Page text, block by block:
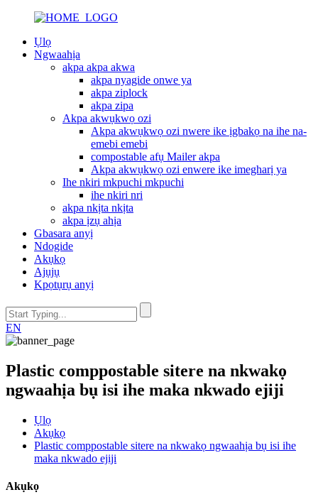
Ụlọ
Ngwaahịa
akpa akpa akwa
akpa nyagide onwe ya
akpa ziplock
akpa zipa
Akpa akwụkwọ ozi
Akpa akwụkwọ ozi nwere ike ịgbakọ na ihe na-
emebi emebi
compostable afụ Mailer akpa
Akpa akwụkwọ ozi enwere ike imegharị ya
Ihe nkiri mkpuchi mkpuchi
ihe nkiri nri
akpa nkịta nkịta
akpa ịzụ ahịa
Gbasara anyị
Ndogide
Akụkọ
Ajụjụ
Kpọtụrụ anyị
EN
Plastic comppostable sitere na nkwakọ
ngwaahịa bụ isi ihe maka nkwado ejiji
Ụlọ
Akụkọ
Plastic comppostable sitere na nkwakọ ngwaahịa bụ isi ihe
maka nkwado ejiji
Akụkọ